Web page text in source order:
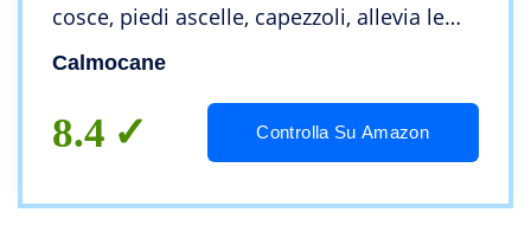
cosce, piedi ascelle, capezzoli, allevia le
irritazioni prodotto in sport ciclismo corsa
Calmocane
8.4 Controlla Su Amazon